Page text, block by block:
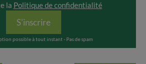
la Politique de confidentialité
S'inscrire
possible à tout instant - Pas de spam